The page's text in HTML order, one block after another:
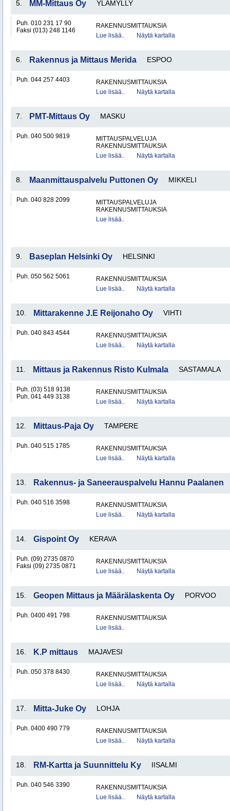
5. MM-Mittaus Oy YLÄMYLLY
Puh. 010 231 17 90
Faksi (013) 248 1146
RAKENNUSMITTAUKSIA
Lue lisää..
Näytä kartalla
6. Rakennus ja Mittaus Merida ESPOO
Puh. 044 257 4403
RAKENNUSMITTAUKSIA
Lue lisää..
Näytä kartalla
7. PMT-Mittaus Oy MASKU
Puh. 040 500 9819
MITTAUSPALVELUJA
RAKENNUSMITTAUKSIA
Lue lisää..
Näytä kartalla
8. Maanmittauspalvelu Puttonen Oy MIKKELI
Puh. 040 828 2099
MITTAUSPALVELUJA
RAKENNUSMITTAUKSIA
Lue lisää..
9. Baseplan Helsinki Oy HELSINKI
Puh. 050 562 5061
RAKENNUSMITTAUKSIA
Lue lisää..
Näytä kartalla
10. Mittarakenne J.E Reijonaho Oy VIHTI
Puh. 040 843 4544
RAKENNUSMITTAUKSIA
Lue lisää..
Näytä kartalla
11. Mittaus ja Rakennus Risto Kulmala SASTAMALA
Puh. (03) 518 9138
Puh. 041 449 3138
RAKENNUSMITTAUKSIA
Lue lisää..
Näytä kartalla
12. Mittaus-Paja Oy TAMPERE
Puh. 040 515 1785
RAKENNUSMITTAUKSIA
Lue lisää..
Näytä kartalla
13. Rakennus- ja Saneerauspalvelu Hannu Paalanen
Puh. 040 516 3598
RAKENNUSMITTAUKSIA
Lue lisää..
Näytä kartalla
14. Gispoint Oy KERAVA
Puh. (09) 2735 0870
Faksi (09) 2735 0871
RAKENNUSMITTAUKSIA
Lue lisää..
Näytä kartalla
15. Geopen Mittaus ja Määrälaskenta Oy PORVOO
Puh. 0400 491 798
RAKENNUSMITTAUKSIA
Lue lisää..
16. K.P mittaus MAJAVESI
Puh. 050 378 8430
RAKENNUSMITTAUKSIA
Lue lisää..
Näytä kartalla
17. Mitta-Juke Oy LOHJA
Puh. 0400 490 779
RAKENNUSMITTAUKSIA
Lue lisää..
Näytä kartalla
18. RM-Kartta ja Suunnittelu Ky IISALMI
Puh. 040 546 3390
RAKENNUSMITTAUKSIA
Lue lisää..
Näytä kartalla